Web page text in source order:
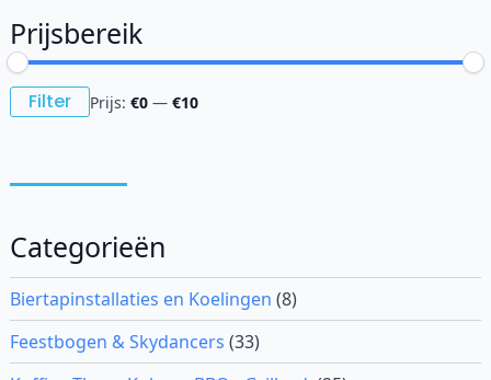
Prijsbereik
Min.
prijs
Max.
prijsFilter Prijs: €0— €10
Categorieën
Biertapinstallaties en Koelingen (8)
Feestbogen & Skydancers (33)